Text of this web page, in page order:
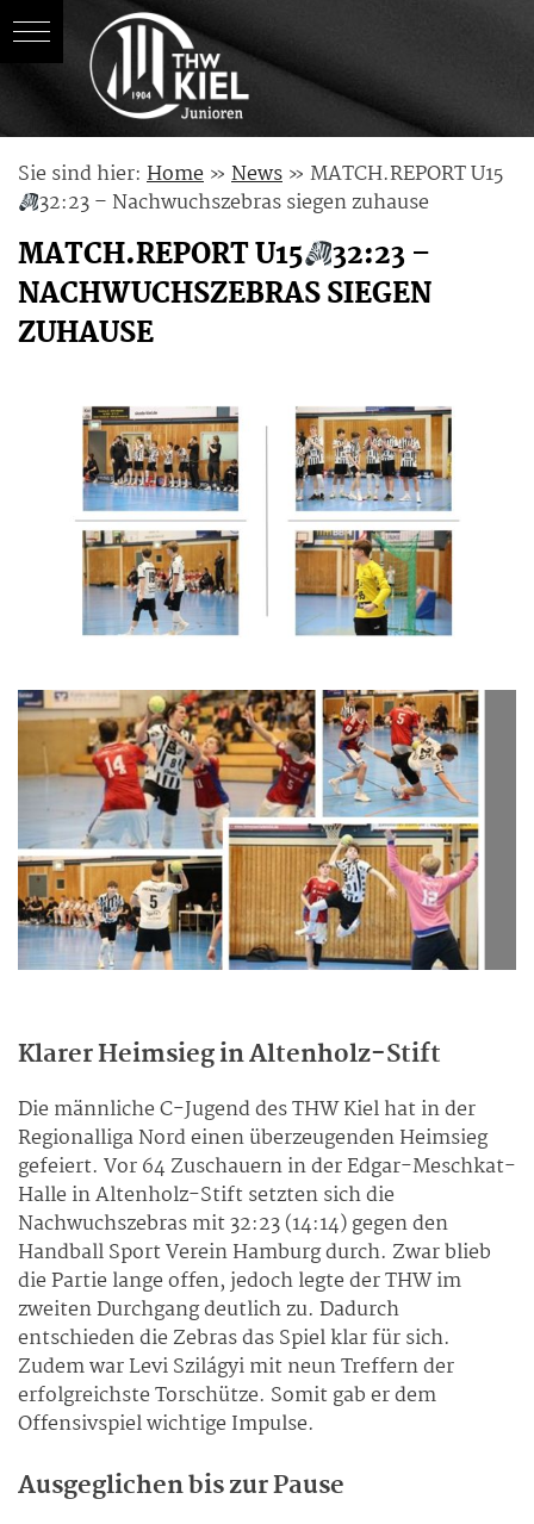
content
Sie sind hier: Home » News » MATCH.REPORT U15
32:23 – Nachwuchszebras siegen zuhause
MATCH.REPORT U15
32:23 –
NACHWUCHSZEBRAS SIEGEN
ZUHAUSE
Klarer Heimsieg in Altenholz-Stift
Die männliche C-Jugend des THW Kiel hat in der
Regionalliga Nord einen überzeugenden Heimsieg
gefeiert. Vor 64 Zuschauern in der Edgar-Meschkat-
Halle in Altenholz-Stift setzten sich die
Nachwuchszebras mit 32:23 (14:14) gegen den
Handball Sport Verein Hamburg durch. Zwar blieb
die Partie lange offen, jedoch legte der THW im
zweiten Durchgang deutlich zu. Dadurch
entschieden die Zebras das Spiel klar für sich.
Zudem war Levi Szilágyi mit neun Treffern der
erfolgreichste Torschütze. Somit gab er dem
Offensivspiel wichtige Impulse.
Ausgeglichen bis zur Pause